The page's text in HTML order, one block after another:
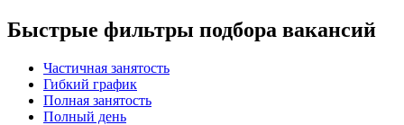
Быстрые фильтры подбора вакансий
Частичная занятость
Гибкий график
Полная занятость
Полный день